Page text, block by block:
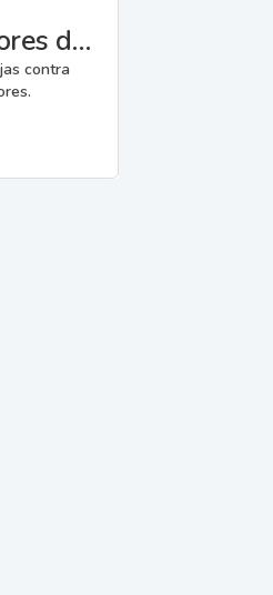
Fabricantes, Reparadores, Instaladores y Mantenedores de Instalaciones Fijas contra Incendios.
contra